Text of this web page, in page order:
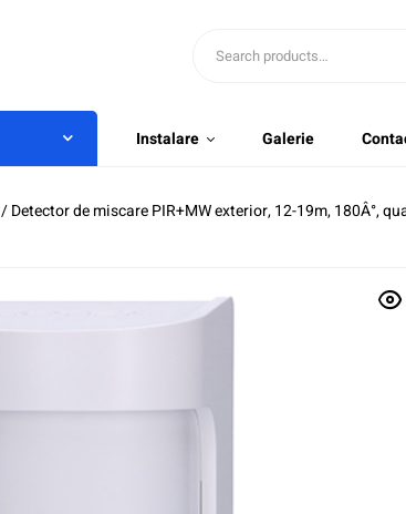
Instalare Galerie
/ Detector de miscare PIR+MW exterior, 12-19m, 180Â°,